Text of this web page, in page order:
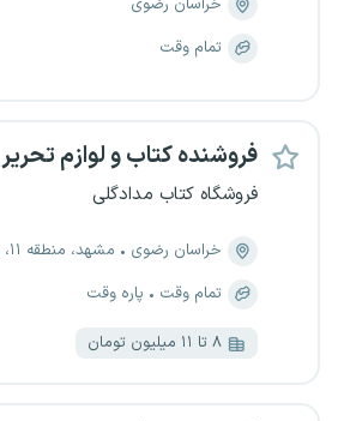
خراسان رضوی
تمام وقت
فروشنده کتاب و لوازم تحریر
فروشگاه کتاب مدادگلی
خراسان رضوی
مشهد، منطقه ۱۱، سید رضی
تمام وقت
پاره وقت
۸ تا ۱۱ میلیون تومان